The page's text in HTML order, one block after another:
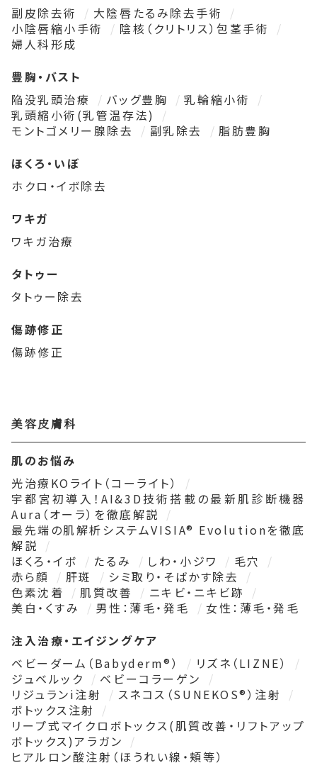
副皮除去術
大陰唇たるみ除去手術
小陰唇縮小手術
陰核（クリトリス）包茎手術
婦人科形成
豊胸・バスト
陥没乳頭治療
バッグ豊胸
乳輪縮小術
乳頭縮小術(乳管温存法)
モントゴメリー腺除去
副乳除去
脂肪豊胸
ほくろ・いぼ
ホクロ・イボ除去
ワキガ
ワキガ治療
タトゥー
タトゥー除去
傷跡修正
傷跡修正
美容皮膚科
肌のお悩み
光治療KOライト（コーライト）
宇都宮初導入！AI&3D技術搭載の最新肌診断機器
Aura（オーラ）を徹底解説
最先端の肌解析システムVISIA® Evolutionを徹底
解説
ほくろ・イボ
たるみ しわ・小ジワ
毛穴
赤ら顔
肝斑
シミ取り・そばかす除去
色素沈着
肌質改善
ニキビ・ニキビ跡
美白・くすみ
男性：薄毛・発毛
女性：薄毛・発毛
注入治療・エイジングケア
ベビーダーム（Babyderm®）
リズネ（LIZNE）
ジュベルック
ベビーコラーゲン
リジュランi注射
スネコス（SUNEKOS®）注射
ボトックス注射
リープ式マイクロボトックス(肌質改善・リフトアップ
ボトックス)アラガン
ヒアルロン酸注射（ほうれい線・頬等）